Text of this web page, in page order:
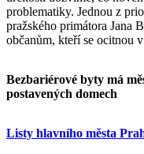
problematiky. Jednou z
pražského primátora Jana
občanům, kteří se ocitnou
Bezbariérové byty má
postavených domech
Listy hlavního města